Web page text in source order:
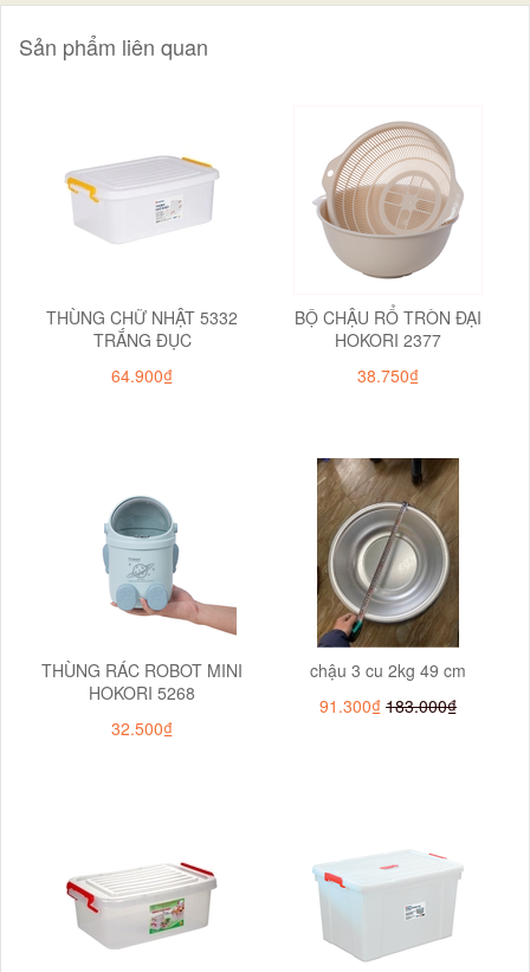
Sản phẩm liên quan
THÙNG CHỮ NHẬT 5332
TRẮNG ĐỤC
64.900₫
BỘ CHẬU RỔ TRÒN ĐẠI
HOKORI 2377
38.750₫
THÙNG RÁC ROBOT MINI
HOKORI 5268
32.500₫
chậu 3 cu 2kg 49 cm
91.300₫ 183.000₫